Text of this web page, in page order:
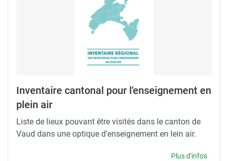
Inventaire cantonal pour l'enseignement en
plein air
Liste de lieux pouvant être visités dans le canton de
Vaud dans une optique d'enseignement en lein air.
Plus d'infos